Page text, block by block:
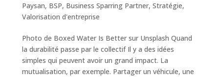
Paysan, BSP, Business Sparring Partner, Stratégie,
Valorisation d'entreprise
Photo de Boxed Water Is Better sur Unsplash Quand
la durabilité passe par le collectif Il y a des idées
simples qui peuvent avoir un grand impact. La
mutualisation, par exemple. Partager un véhicule, une